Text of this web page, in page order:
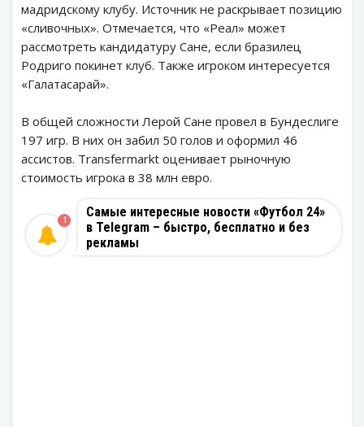
мадридскому клубу. Источник не раскрывает позицию
«сливочных». Отмечается, что «Реал» может
рассмотреть кандидатуру Сане, если бразилец
Родриго покинет клуб. Также игроком интересуется
«Галатасарай».
В общей сложности Лерой Сане провел в Бундеслиге
197 игр. В них он забил 50 голов и оформил 46
ассистов. Transfermarkt оценивает рыночную
стоимость игрока в 38 млн евро.
Самые интересные новости «Футбол 24»
в Telegram – быстро, бесплатно и без
рекламы
1